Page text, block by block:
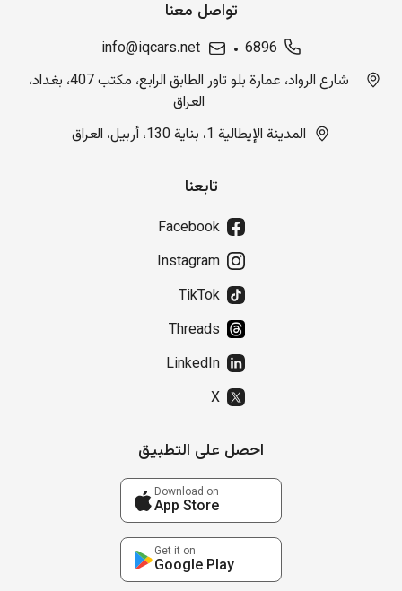
تواصل معنا
6896
info@iqcars.net
شارع الرواد، عمارة بلو تاور الطابق الرابع، مكتب 407، بغداد،
العراق
المدينة الإيطالية 1، بناية 130، أربيل، العراق
تابعنا
Facebook
Instagram
TikTok
Threads
LinkedIn
X
احصل على التطبيق
Download on
App Store
Get it on
Google Play